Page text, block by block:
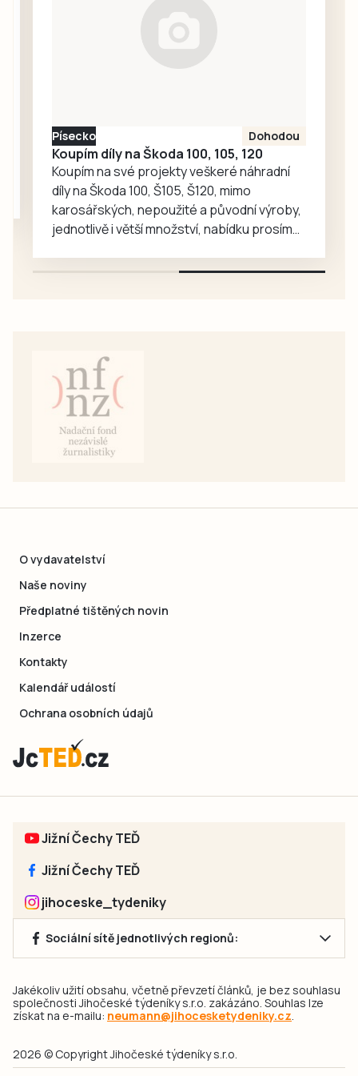
Písecko Dohodou
Koupím díly na Škoda 100, 105, 120
Koupím na své projekty veškeré náhradní
díly na Škoda 100, Š105, Š120, mimo
karosářských, nepoužité a původní výroby,
jednotlivě i větší množství, nabídku prosím
O vydavatelství
Naše noviny
Předplatné tištěných novin
Inzerce
Kontakty
Kalendář událostí
Ochrana osobních údajů
Jižní Čechy TEĎ
Jižní Čechy TEĎ
jihoceske_tydeniky
Sociální sítě jednotlivých regionů:
Jakékoliv užití obsahu, včetně převzetí článků, je bez souhlasu
společnosti Jihočeské týdeníky s.r.o. zakázáno. Souhlas lze
získat na e-mailu: neumann@jihocesketydeniky.cz
2026 © Copyright Jihočeské týdeníky s.r.o.